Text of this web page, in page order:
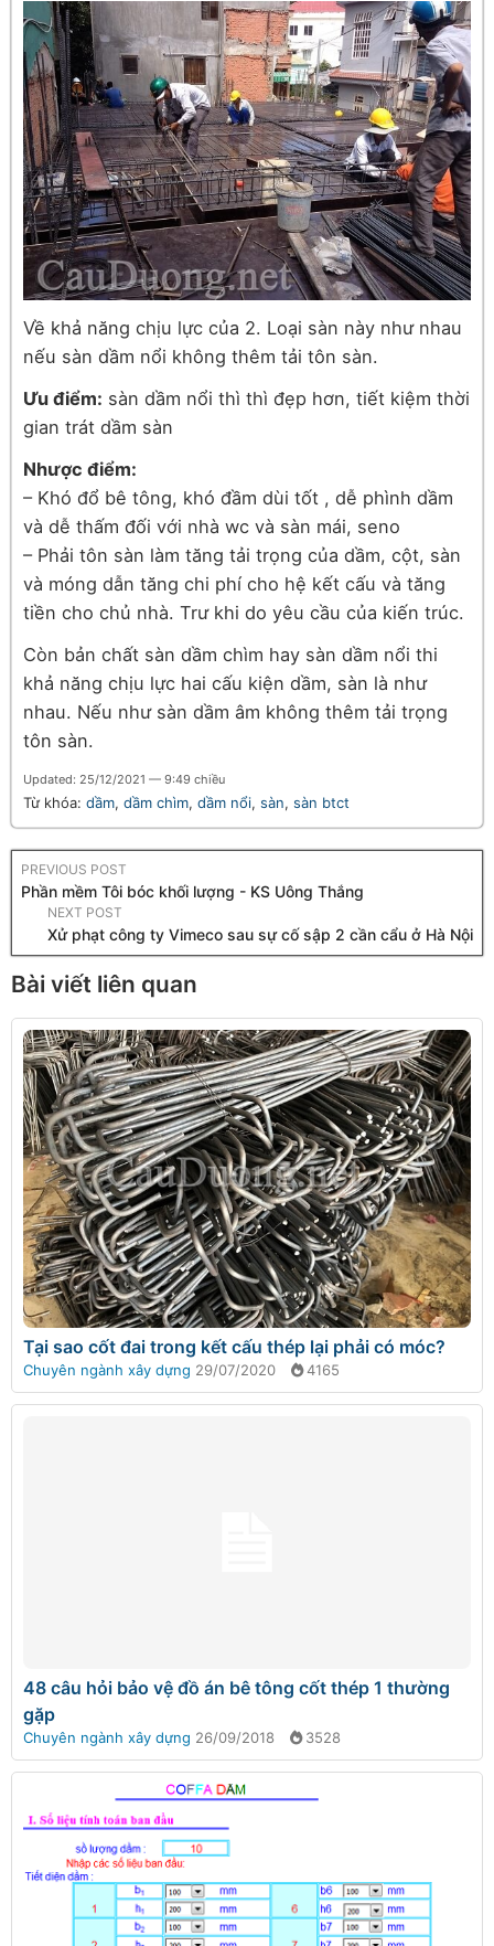
Về khả năng chịu lực của 2. Loại sàn này như nhau
nếu sàn dầm nổi không thêm tải tôn sàn.
Ưu điểm: sàn dầm nổi thì thì đẹp hơn, tiết kiệm thời
gian trát dầm sàn
Nhược điểm:
– Khó đổ bê tông, khó đầm dùi tốt , dễ phình dầm
và dễ thấm đối với nhà wc và sàn mái, seno
– Phải tôn sàn làm tăng tải trọng của dầm, cột, sàn
và móng dẫn tăng chi phí cho hệ kết cấu và tăng
tiền cho chủ nhà. Trư khi do yêu cầu của kiến trúc.
Còn bản chất sàn dầm chìm hay sàn dầm nổi thi
khả năng chịu lực hai cấu kiện dầm, sàn là như
nhau. Nếu như sàn dầm âm không thêm tải trọng
tôn sàn.
Updated: 25/12/2021 — 9:49 chiều
Từ khóa: dầm, dầm chìm, dầm nổi, sàn, sàn btct
PREVIOUS POST
Phần mềm Tôi bóc khối lượng - KS Uông Thắng
NEXT POST
Xử phạt công ty Vimeco sau sự cố sập 2 cần cẩu ở Hà Nội
Bài viết liên quan
Tại sao cốt đai trong kết cấu thép lại phải có móc?
Chuyên ngành xây dựng 29/07/2020 4165
48 câu hỏi bảo vệ đồ án bê tông cốt thép 1 thường
gặp
Chuyên ngành xây dựng 26/09/2018 3528